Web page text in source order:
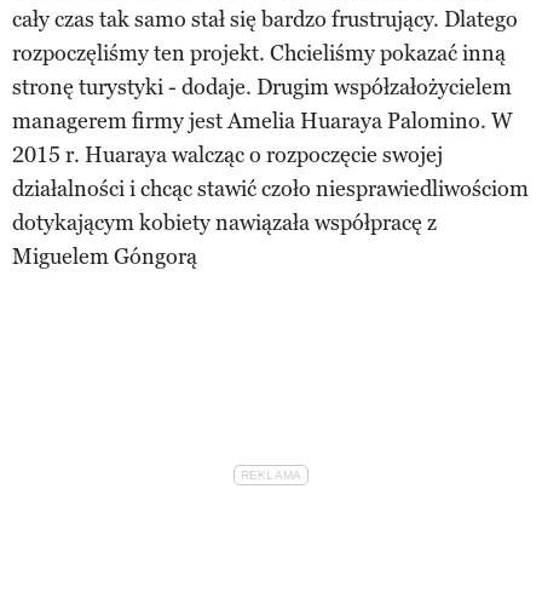
cały czas tak samo stał się bardzo frustrujący. Dlatego
rozpoczęliśmy ten projekt. Chcieliśmy pokazać inną
stronę turystyki - dodaje. Drugim współzałożycielem
managerem firmy jest Amelia Huaraya Palomino. W
2015 r. Huaraya walcząc o rozpoczęcie swojej
działalności i chcąc stawić czoło niesprawiedliwościom
dotykającym kobiety nawiązała współpracę z
Miguelem Góngorą